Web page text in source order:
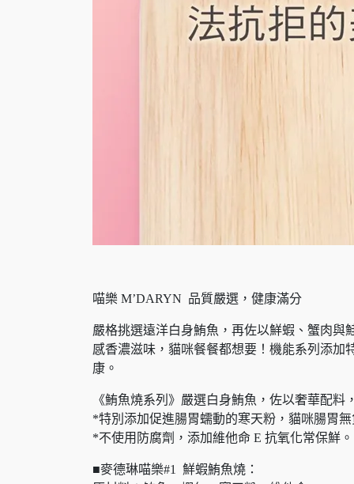
喵樂 M’DARYN 品質嚴選，健康滿分
嚴格挑選遠洋白身鮪魚，再佐以鮮蝦、蟹肉與
感香濃滋味，貓咪餐餐都想要！機能系列添加
康。
《鮪魚燒系列》嚴選白身鮪魚，佐以奢華配
*特別添加促進腸胃蠕動的寒天粉，貓咪腸胃
*不使用防腐劑，添加維他命 E 抗氧化常保鮮
■麥德琳喵樂#1 鮮蝦鮪魚燒：